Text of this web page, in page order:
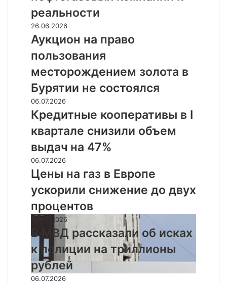
нефтегазовых
компаний
к
реальности
реальности
Аукцион
на
право
пользования
месторождением
золота
в
Бурятии
не
состоялся
26.06.2026
Аукцион на право
пользования
месторождением золота в
Бурятии не состоялся
Кредитные
кооперативы
квартале
снизили
объем
выдач
на
47%
06.07.2026
Кредитные кооперативы в I
квартале снизили объем
выдач на 47%
Цены
на
газ
в
Европе
ускорили
снижение
до
двух
процентов
06.07.2026
Цены на газ в Европе
ускорили снижение до двух
процентов
рассказали
об
исках
к
26.06.2026
В МВД рассказали об исках
к полиции на триллионы
рублей
Юань
06.07.2026